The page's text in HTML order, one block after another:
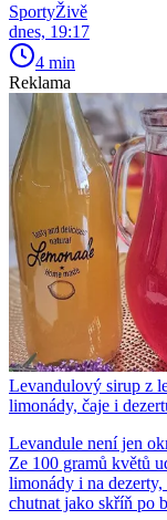
SportyŽivě
dnes, 19:17
4 min
Reklama
Levandulový sirup z
limonády, čaje i
Levandule není jen
Ze 100 gramů květů
limonády i na
chutnat jako skříň po